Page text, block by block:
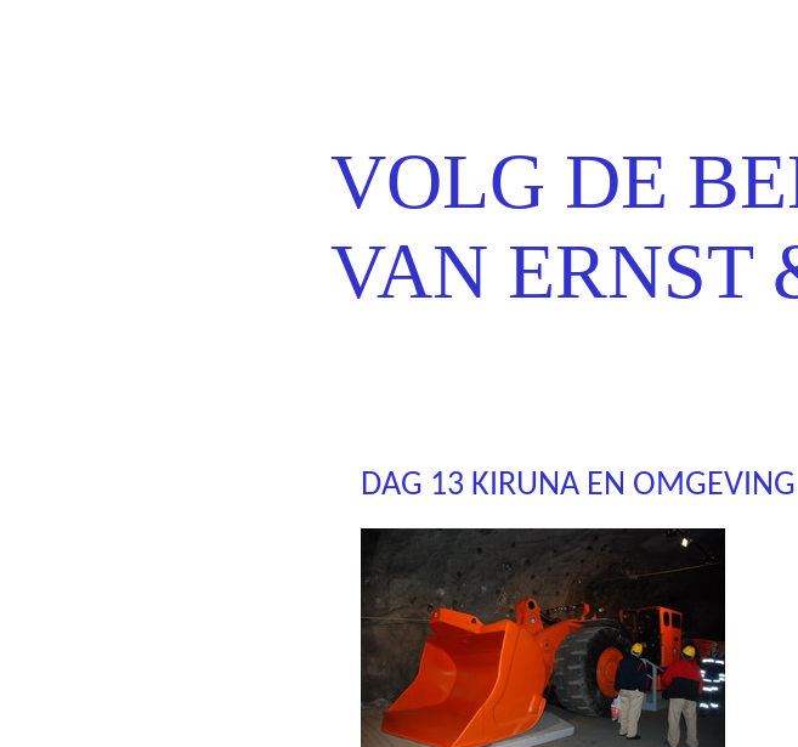
VOLG DE
VAN ERNST
DAG 13 KIRUNA EN OMGEVING